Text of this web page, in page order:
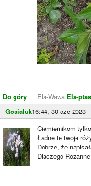
Do góry
Ela-Wawa Ela-
Gosialuk16:44, 30 cze 2023
Ciemiernikom
Ładne te twoje
Dobrze, że
Dlaczego